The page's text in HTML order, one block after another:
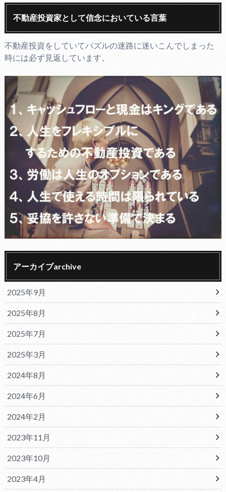
不動産投資家として信念においている言葉
不動産投資をしていてパズルの迷路に迷いこんでしまった
時には必ず見返しています。
アーカイブarchive
2025年9月
2025年8月
2025年7月
2025年3月
2024年8月
2024年6月
2024年2月
2023年11月
2023年10月
2023年4月